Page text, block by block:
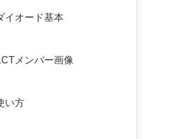
イオード基本
メンバー画像
い方